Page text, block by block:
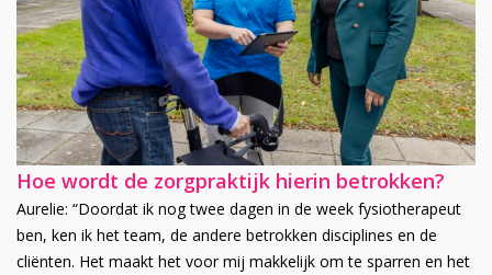
Hoe wordt de zorgpraktijk hierin betrokken?
Aurelie: “Doordat ik nog twee dagen in de week fysiotherapeut
ben, ken ik het team, de andere betrokken disciplines en de
cliënten. Het maakt het voor mij makkelijk om te sparren en het